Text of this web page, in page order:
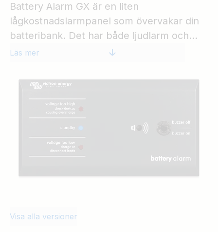
Orion
SmartShunt
Battery Alarm GX är en liten
lågkostnadslarmpanel som övervakar din
batteribank. Det har både ljudlarm och
visuellt larm samt en potentiellt ledig
stängda kontakter. Larmtröskel och
switchar. Se manualen för ytterligare
information.
Läs mer
Visa alla versioner